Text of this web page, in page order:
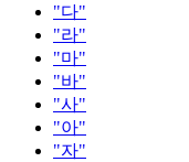
"다"
"라"
"마"
"바"
"사"
"아"
"자"